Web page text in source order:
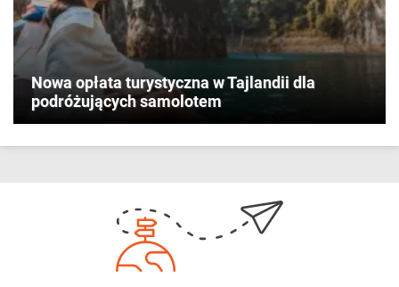
Nowa opłata turystyczna w Tajlandii dla
podróżujących samolotem